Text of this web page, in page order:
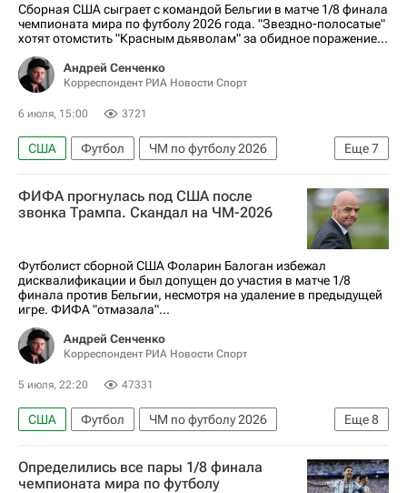
Сборная США сыграет с командой Бельгии в матче 1/8 финала
чемпионата мира по футболу 2026 года. "Звездно-полосатые"
хотят отомстить "Красным дьяволам" за обидное поражение...
Андрей Сенченко
Корреспондент РИА Новости Спорт
6 июля, 15:00 3721
Еще7
США Футбол
ЧМ по футболу 2026
Бельгия
Фоларин Балоган
Ромелу Лукаку
Кевин Де Брёйне
Маурисио Почеттино
Авторы РИА Новости Спорт
ФИФА прогнулась под США после
звонка Трампа. Скандал на ЧМ-2026
Футболист сборной США Фоларин Балоган избежал
дисквалификации и был допущен до участия в матче 1/8
финала против Бельгии, несмотря на удаление в предыдущей
игре. ФИФА "отмазала"...
Андрей Сенченко
Корреспондент РИА Новости Спорт
5 июля, 22:20 47331
Еще8
США Футбол
ЧМ по футболу 2026
Фоларин Балоган
Бельгия
Босния и Герцеговина
Лионель Месси
Определились все пары 1/8 финала
чемпионата мира по футболу